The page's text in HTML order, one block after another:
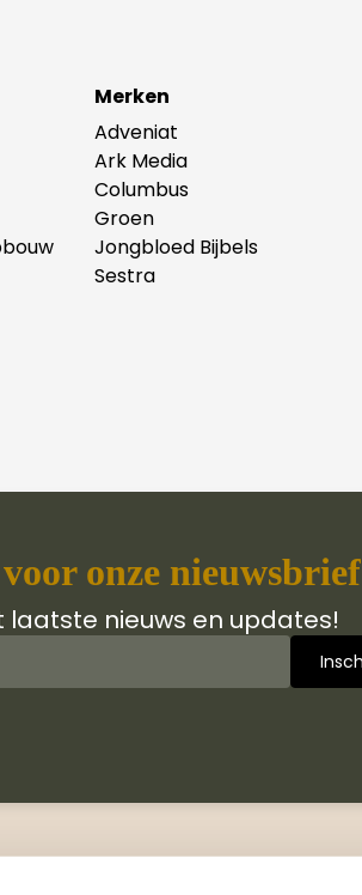
Merken
Adveniat
Ark Media
Columbus
Groen
Jongbloed Bijbels
Sestra
onze nieuwsbrief
laatste nieuws en updates!